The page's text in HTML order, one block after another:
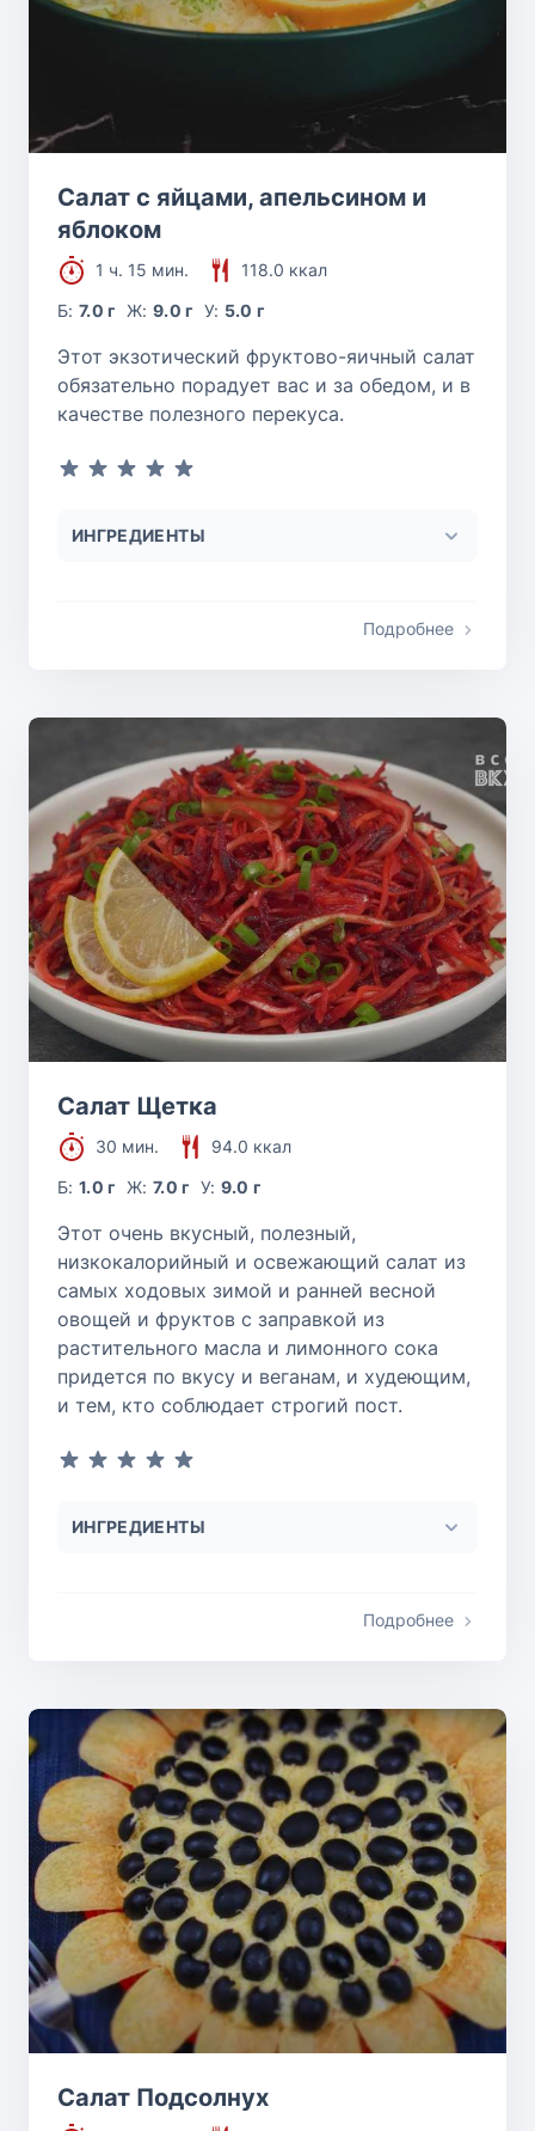
Салат с яйцами, апельсином и
яблоком
1 ч. 15 мин.
118.0 ккал
Б:7.0 г Ж: 9.0 г У: 5.0 г
Этот экзотический фруктово-яичный салат
обязательно порадует вас и за обедом, и в
качестве полезного перекуса.
ИНГРЕДИЕНТЫ
Подробнее
Салат Щетка
30 мин.
94.0 ккал
Б:1.0 г Ж: 7.0 г У: 9.0 г
Этот очень вкусный, полезный,
низкокалорийный и освежающий салат из
самых ходовых зимой и ранней весной
овощей и фруктов с заправкой из
растительного масла и лимонного сока
придется по вкусу и веганам, и худеющим,
и тем, кто соблюдает строгий пост.
ИНГРЕДИЕНТЫ
Подробнее
Салат Подсолнух